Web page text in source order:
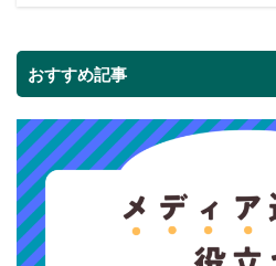
おすすめ記事